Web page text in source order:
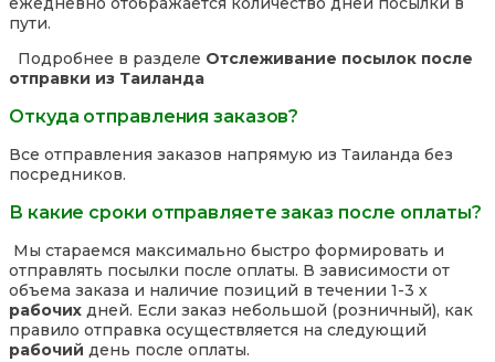
пути.
Подробнее в разделе Отслеживание посылок после
отправки из Таиланда
Откуда отправления заказов?
Все отправления заказов напрямую из Таиланда без
посредников.
В какие сроки отправляете заказ после оплаты?
Мы стараемся максимально быстро формировать и
отправлять посылки после оплаты. В зависимости от
объема заказа и наличие позиций в течении 1-3 х
рабочих дней. Если заказ небольшой (розничный), как
правило отправка осуществляется на следующий
рабочий день после оплаты.